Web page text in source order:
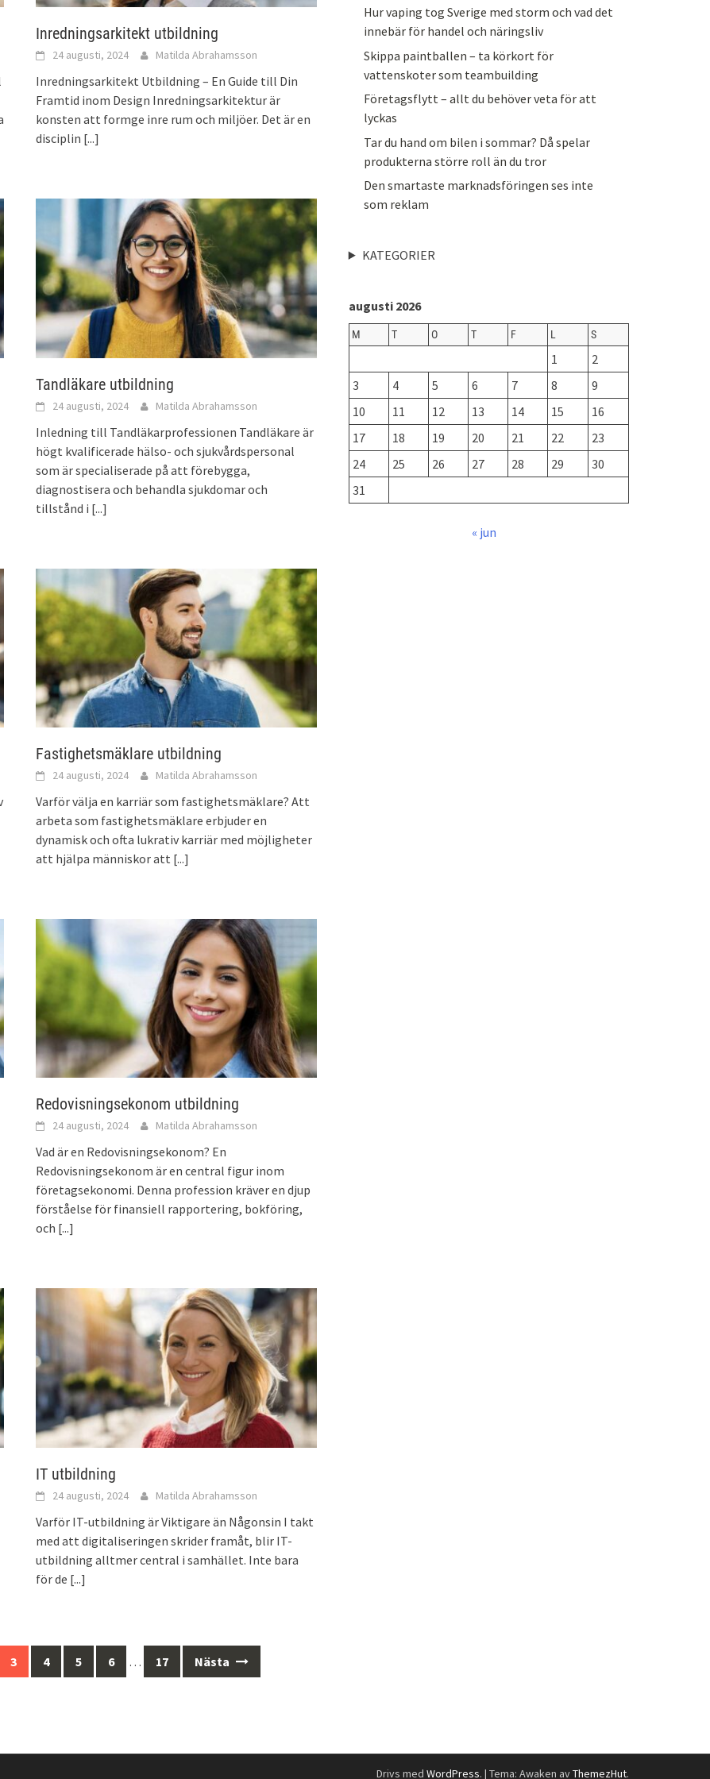
Inredningsarkitekt utbildning
24 augusti, 2024 Matilda Abrahamsson
Inredningsarkitekt Utbildning – En Guide till Din
Framtid inom Design Inredningsarkitektur är
konsten att formge inre rum och miljöer. Det är en
disciplin [...]
Tandläkare utbildning
24 augusti, 2024 Matilda Abrahamsson
Inledning till Tandläkarprofessionen Tandläkare är
högt kvalificerade hälso- och sjukvårdspersonal
som är specialiserade på att förebygga,
diagnostisera och behandla sjukdomar och
tillstånd i [...]
Fastighetsmäklare utbildning
24 augusti, 2024 Matilda Abrahamsson
Varför välja en karriär som fastighetsmäklare? Att
arbeta som fastighetsmäklare erbjuder en
dynamisk och ofta lukrativ karriär med möjligheter
att hjälpa människor att [...]
Redovisningsekonom utbildning
24 augusti, 2024 Matilda Abrahamsson
Vad är en Redovisningsekonom? En
Redovisningsekonom är en central figur inom
företagsekonomi. Denna profession kräver en djup
förståelse för finansiell rapportering, bokföring,
och [...]
IT utbildning
24 augusti, 2024 Matilda Abrahamsson
Varför IT-utbildning är Viktigare än Någonsin I takt
med att digitaliseringen skrider framåt, blir IT-
utbildning alltmer central i samhället. Inte bara
för de [...]
3 4 5 6 … 17 Nästa
Hur vaping tog Sverige med storm och vad det
innebär för handel och näringsliv
Skippa paintballen – ta körkort för
vattenskoter som teambuilding
Företagsflytt – allt du behöver veta för att
lyckas
Tar du hand om bilen i sommar? Då spelar
produkterna större roll än du tror
Den smartaste marknadsföringen ses inte
som reklam
KATEGORIER
augusti 2026
M T O T F L S
1
2
3
4 5 6 7 8
9
10
11 12 13 14 15
16
17
18 19 20 21 22
23
24
25 26 27 28 29
30
31
« jun
Drivs med WordPress. | Tema: Awaken avThemezHut.